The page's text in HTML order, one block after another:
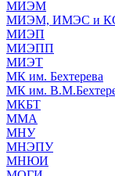
МИЭМ
МИЭМ, ИМЭС и
МИЭП
МИЭПП
МИЭТ
МК им. Бехтерева
МК им.
МКБТ
ММА
МНУ
МНЭПУ
МНЮИ